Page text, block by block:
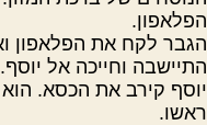
הפלאפון.
הגבר לקח את הפלאפון
התיישבה וחייכה אל יוסף.
יוסף קירב את הכסא.
ראשו.